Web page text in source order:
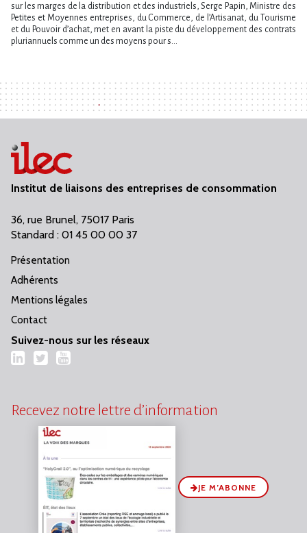
sur les marges de la distribution et des industriels, Serge Papin, Ministre des
Petites et Moyennes entreprises, du Commerce, de l​‌’Artisanat, du Tourisme
et du Pouvoir d​‌’achat, met en avant la piste du développement des contrats
pluriannuels comme un des moyens pour s...
Institut de liaisons des entreprises de consommation
36, rue Brunel, 75017 Paris
Standard : 01 45 00 00 37
Présentation
Adhérents
Mentions légales
Contact
Suivez-nous sur les réseaux
LinkedIn
TwitterYouTube
Recevez notre lettre d’information
JE M’ABONNE